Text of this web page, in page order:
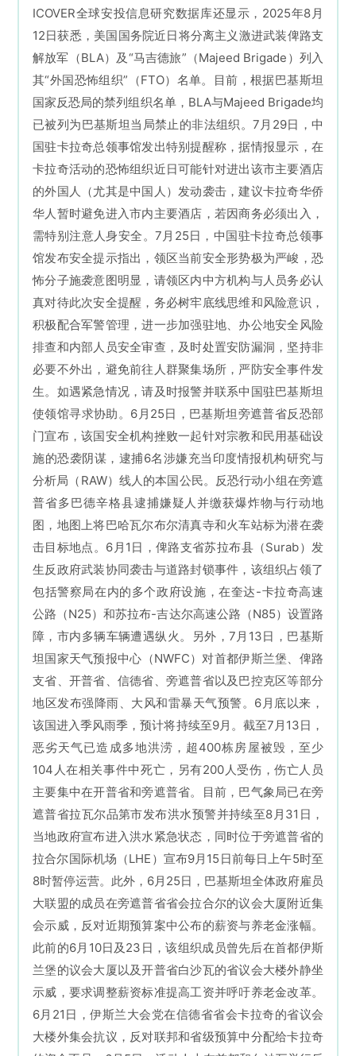
ICOVER全球安投信息研究数据库还显示，2025年8月
12日获悉，美国国务院近日将分离主义激进武装俾路支
解放军（BLA）及“马吉德旅”（Majeed Brigade）列入
其“外国恐怖组织”（FTO）名单。目前，根据巴基斯坦
国家反恐局的禁列组织名单，BLA与Majeed Brigade均
已被列为巴基斯坦当局禁止的非法组织。7月29日，中
国驻卡拉奇总领事馆发出特别提醒称，据情报显示，在
卡拉奇活动的恐怖组织近日可能针对进出该市主要酒店
的外国人（尤其是中国人）发动袭击，建议卡拉奇华侨
华人暂时避免进入市内主要酒店，若因商务必须出入，
需特别注意人身安全。7月25日，中国驻卡拉奇总领事
馆发布安全提示指出，领区当前安全形势极为严峻，恐
怖分子施袭意图明显，请领区内中方机构与人员务必认
真对待此次安全提醒，务必树牢底线思维和风险意识，
积极配合军警管理，进一步加强驻地、办公地安全风险
排查和内部人员安全审查，及时处置安防漏洞，坚持非
必要不外出，避免前往人群聚集场所，严防安全事件发
生。如遇紧急情况，请及时报警并联系中国驻巴基斯坦
使领馆寻求协助。6月25日，巴基斯坦旁遮普省反恐部
门宣布，该国安全机构挫败一起针对宗教和民用基础设
施的恐袭阴谋，逮捕6名涉嫌充当印度情报机构研究与
分析局（RAW）线人的本国公民。反恐行动小组在旁遮
普省多巴德辛格县逮捕嫌疑人并缴获爆炸物与行动地
图，地图上将巴哈瓦尔布尔清真寺和火车站标为潜在袭
击目标地点。6月1日，俾路支省苏拉布县（Surab）发
生反政府武装协同袭击与道路封锁事件，该组织占领了
包括警察局在内的多个政府设施，在奎达-卡拉奇高速
公路（N25）和苏拉布-吉达尔高速公路（N85）设置路
障，市内多辆车辆遭遇纵火。另外，7月13日，巴基斯
坦国家天气预报中心（NWFC）对首都伊斯兰堡、俾路
支省、开普省、信德省、旁遮普省以及巴控克区等部分
地区发布强降雨、大风和雷暴天气预警。6月底以来，
该国进入季风雨季，预计将持续至9月。截至7月13日，
恶劣天气已造成多地洪涝，超400栋房屋被毁，至少
104人在相关事件中死亡，另有200人受伤，伤亡人员
主要集中在开普省和旁遮普省。目前，巴气象局已在旁
遮普省拉瓦尔品第市发布洪水预警并持续至8月31日，
当地政府宣布进入洪水紧急状态，同时位于旁遮普省的
拉合尔国际机场（LHE）宣布9月15日前每日上午5时至
8时暂停运营。此外，6月25日，巴基斯坦全体政府雇员
大联盟的成员在旁遮普省省会拉合尔的议会大厦附近集
会示威，反对近期预算案中公布的薪资与养老金涨幅。
此前的6月10日及23日，该组织成员曾先后在首都伊斯
兰堡的议会大厦以及开普省白沙瓦的省议会大楼外静坐
示威，要求调整薪资标准提高工资并呼吁养老金改革。
6月21日，伊斯兰大会党在信德省省会卡拉奇的省议会
大楼外集会抗议，反对联邦和省级预算中分配给卡拉奇